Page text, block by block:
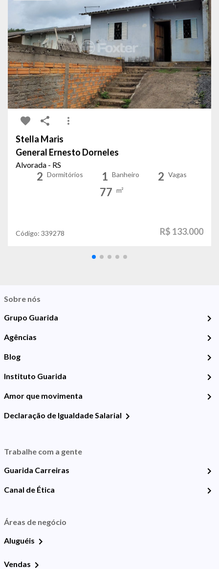
Stella Maris
General Ernesto Dorneles
Alvorada - RS
2 Dormitórios 1 Banheiro 2 Vagas
77 m²
Código: 339278 R$ 133.000
Sobre nós
Grupo Guarida
Agências
Blog
Instituto Guarida
Amor que movimenta
Declaração de Igualdade Salarial
Trabalhe com a gente
Guarida Carreiras
Canal de Ética
Áreas de negócio
Aluguéis
Vendas